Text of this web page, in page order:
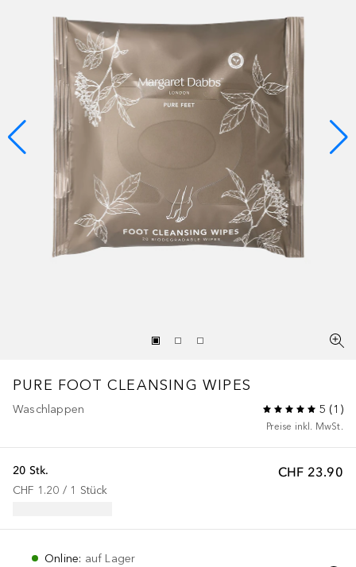
PURE FOOT CLEANSING WIPES
Waschlappen 5 (1 )
Preise inkl. MwSt.
CHF 23.90
20 Stk.
CHF 1.20 / 1 Stück
Online: auf Lager